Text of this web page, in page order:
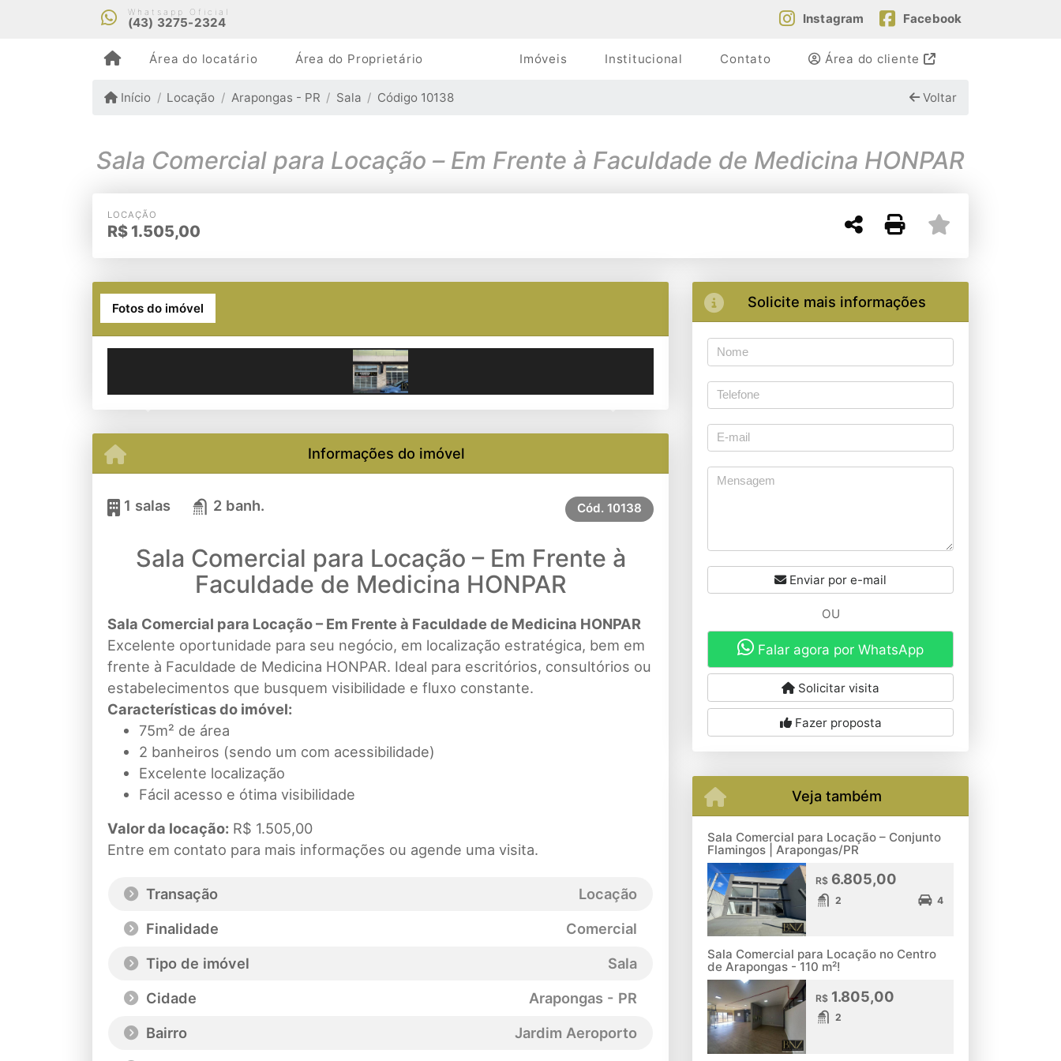
Whatsapp Oficial
(43) 3275-2324 Instagram Facebook
Área do locatário Área do Proprietário Imóveis Institucional Contato Área do cliente
Início Locação Arapongas - PR Sala Código 10138 Voltar
Sala Comercial para Locação – Em Frente à Faculdade de Medicina HONPAR
LOCAÇÃO
R$ 1.505,00
Fotos do imóvel
Informações do imóvel
1 salas 2 banh. Cód. 10138
Sala Comercial para Locação – Em Frente à
Faculdade de Medicina HONPAR
Sala Comercial para Locação – Em Frente à Faculdade de Medicina HONPAR
Excelente oportunidade para seu negócio, em localização estratégica, bem em
frente à Faculdade de Medicina HONPAR. Ideal para escritórios, consultórios ou
estabelecimentos que busquem visibilidade e fluxo constante.
Características do imóvel:
75m² de área
2 banheiros (sendo um com acessibilidade)
Excelente localização
Fácil acesso e ótima visibilidade
Valor da locação: R$ 1.505,00
Entre em contato para mais informações ou agende uma visita.
Transação
Locação
Finalidade
Comercial
Tipo de imóvel
Sala
Cidade
Arapongas - PR
Bairro
Jardim Aeroporto
Solicite mais informações
Enviar por e-mail
OU
Falar agora por WhatsApp
Solicitar visita
Fazer proposta
Veja também
Sala Comercial para Locação – Conjunto
Flamingos | Arapongas/PR
R$6.805,00
2 4
Sala Comercial para Locação no Centro
de Arapongas - 110 m²!
R$1.805,00
2